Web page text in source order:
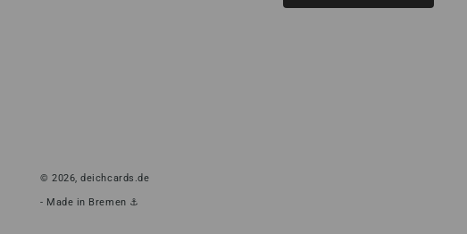
© 2026,deichcards.de
- Made in Bremen ⚓